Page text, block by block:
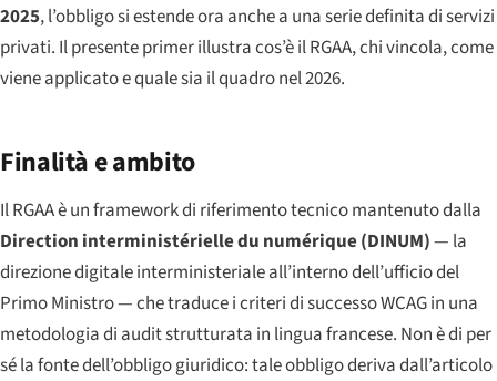
2025, l’obbligo si estende ora anche a una serie definita di servizi
privati. Il presente primer illustra cos’è il RGAA, chi vincola, come
viene applicato e quale sia il quadro nel 2026.
Finalità e ambito
Il RGAA è un framework di riferimento tecnico mantenuto dalla
Direction interministérielle du numérique(DINUM)— la
direzione digitale interministeriale all’interno dell’ufficio del
Primo Ministro — che traduce i criteri di successo WCAG in una
metodologia di audit strutturata in lingua francese. Non è di per
sé la fonte dell’obbligo giuridico: tale obbligo deriva dall’articolo